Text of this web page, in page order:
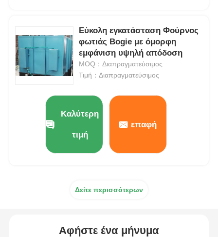
Εύκολη εγκατάσταση Φούρνος
φωτιάς Bogie με όμορφη
εμφάνιση υψηλή απόδοση
MOQ：Διαπραγματεύσιμος
Τιμή：Διαπραγματεύσιμος
Καλύτερη
τιμή
επαφή
Δείτε περισσότερων
Αφήστε ένα μήνυμα